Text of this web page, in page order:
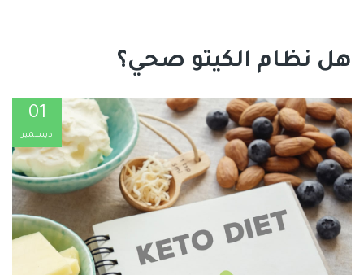
هل نظام الكيتو صحي؟
01
ديسمبر